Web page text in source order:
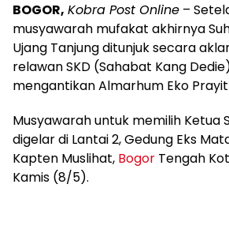
BOGOR, Kobra Post Online –
musyawarah mufakat akhirnya
Ujang Tanjung ditunjuk secara
relawan SKD (Sahabat Kang
mengantikan Almarhum Eko
Musyawarah untuk memilih Ketua
digelar di Lantai 2, Gedung Eks
Kapten Muslihat, Bogor Tengah
Kamis (8/5).